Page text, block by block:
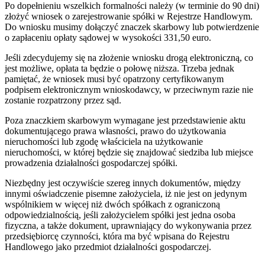
Po dopełnieniu wszelkich formalności należy (w terminie do 90 dni)
złożyć wniosek o zarejestrowanie spółki w Rejestrze Handlowym.
Do wniosku musimy dołączyć znaczek skarbowy lub potwierdzenie
o zapłaceniu opłaty sądowej w wysokości 331,50 euro.
Jeśli zdecydujemy się na złożenie wniosku drogą elektroniczną, co
jest możliwe, opłata ta będzie o połowę niższa. Trzeba jednak
pamiętać, że wniosek musi być opatrzony certyfikowanym
podpisem elektronicznym wnioskodawcy, w przeciwnym razie nie
zostanie rozpatrzony przez sąd.
Poza znaczkiem skarbowym wymagane jest przedstawienie aktu
dokumentującego prawa własności, prawo do użytkowania
nieruchomości lub zgodę właściciela na użytkowanie
nieruchomości, w której będzie się znajdować siedziba lub miejsce
prowadzenia działalności gospodarczej spółki.
Niezbędny jest oczywiście szereg innych dokumentów, między
innymi oświadczenie pisemne założyciela, iż nie jest on jedynym
wspólnikiem w więcej niż dwóch spółkach z ograniczoną
odpowiedzialnością, jeśli założycielem spółki jest jedna osoba
fizyczna, a także dokument, uprawniający do wykonywania przez
przedsiębiorcę czynności, która ma być wpisana do Rejestru
Handlowego jako przedmiot działalności gospodarczej.